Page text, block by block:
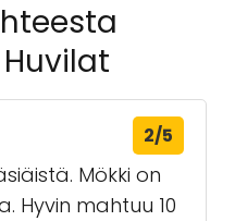
2/5
Mökki on
Hyvin mahtuu 10